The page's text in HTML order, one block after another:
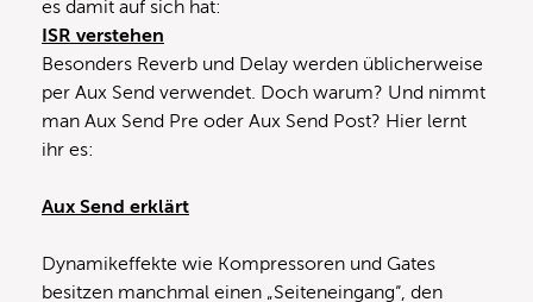
es damit auf sich hat:
ISR verstehen
Besonders Reverb und Delay werden üblicherweise
per Aux Send verwendet. Doch warum? Und nimmt
man Aux Send Pre oder Aux Send Post? Hier lernt
ihr es:
Aux Send erklärt
Dynamikeffekte wie Kompressoren und Gates
besitzen manchmal einen „Seiteneingang“, den